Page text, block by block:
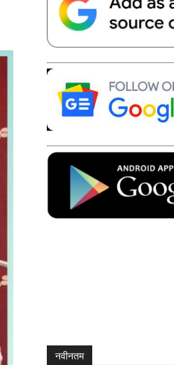
Telegram
नवीनतम